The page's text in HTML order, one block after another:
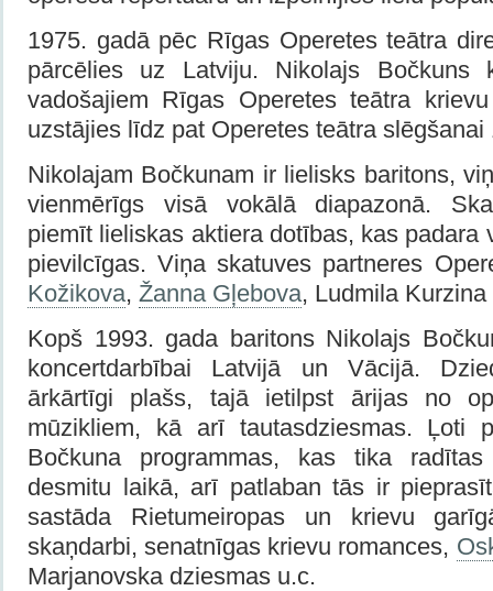
1975. gadā pēc Rīgas Operetes teātra
pārcēlies uz Latviju. Nikolajs Bočkuns
vadošajiem Rīgas Operetes teātra
uzstājies līdz pat Operetes teātra slēgšanai
Nikolajam Bočkunam ir lielisks baritons,
vienmērīgs visā vokālā diapazonā.
piemīt lieliskas aktiera dotības, kas padara
pievilcīgas. Viņa skatuves partneres
Kožikova, Žanna Gļebova, Ludmila
Kopš 1993. gada baritons Nikolajs
koncertdarbībai Latvijā un Vācijā.
ārkārtīgi plašs, tajā ietilpst ārijas no
mūzikliem, kā arī tautasdziesmas. Ļoti
Bočkuna programmas, kas tika
desmitu laikā, arī patlaban tās ir
sastāda Rietumeiropas un krievu
skaņdarbi, senatnīgas krievu romances,
Marjanovska dziesmas u.c.